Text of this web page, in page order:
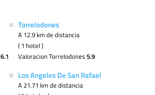
6.1
Torrelodones
A 12.9 km de distancia
( 1 hotel )
Valoracion Torrelodones5.9
Los Angeles De San Rafael
A 21.71 km de distancia